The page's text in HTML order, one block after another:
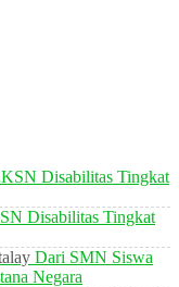
Disabilitas Tingkat
Disabilitas Tingkat
Dari SMN Siswa
Negara